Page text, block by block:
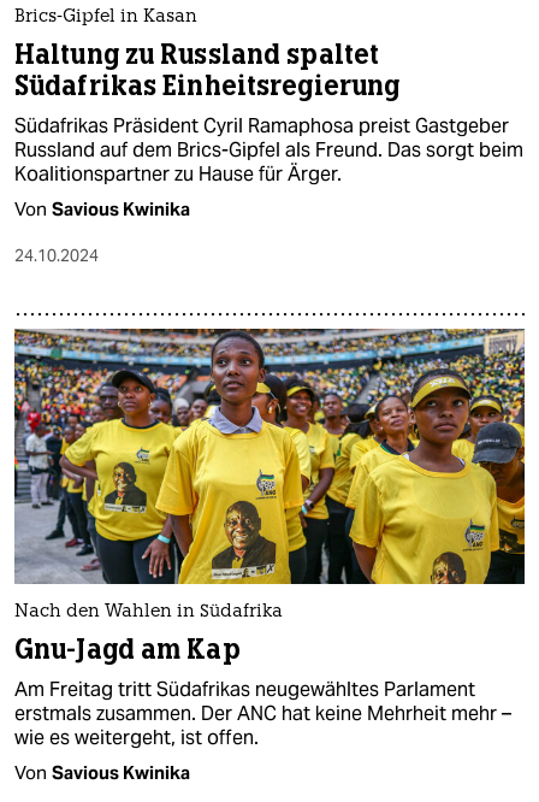
Brics-Gipfel in Kasan
Haltung zu Russland spaltet
Südafrikas Einheitsregierung
Südafrikas Präsident Cyril Ramaphosa preist Gastgeber
Russland auf dem Brics-Gipfel als Freund. Das sorgt beim
Koalitionspartner zu Hause für Ärger.
Von Savious Kwinika
24.10.2024
Nach den Wahlen in Südafrika
Gnu-Jagd am Kap
Am Freitag tritt Südafrikas neugewähltes Parlament
erstmals zusammen. Der ANC hat keine Mehrheit mehr –
wie es weitergeht, ist offen.
Von Savious Kwinika